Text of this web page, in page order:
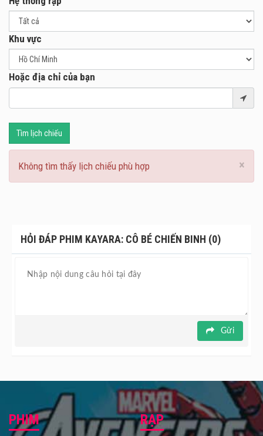
Khu vực
Hoặc địa chỉ của bạn
Tìm lịch chiếu
×
Không tìm thấy lịch chiếu phù hợp
HỎI ĐÁP PHIM KAYARA: CÔ BÉ CHIẾN BINH (0)
Gửi
PHIM RẠP